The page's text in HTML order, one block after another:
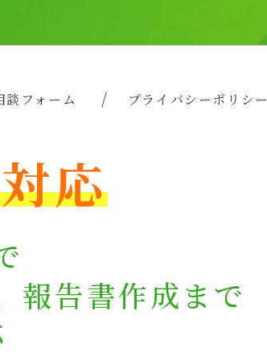
談フォーム プライバシーポリシー
応
報告書作成まで